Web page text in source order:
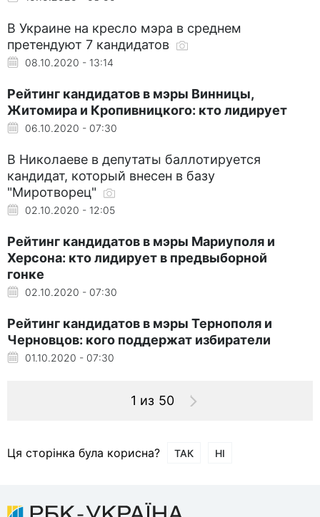
В Украине на кресло мэра в среднем
претендуют 7 кандидатов
08.10.2020 - 13:14
Рейтинг кандидатов в мэры Винницы,
Житомира и Кропивницкого: кто лидирует
06.10.2020 - 07:30
В Николаеве в депутаты баллотируется
кандидат, который внесен в базу
"Миротворец"
02.10.2020 - 12:05
Рейтинг кандидатов в мэры Мариуполя и
Херсона: кто лидирует в предвыборной
гонке
02.10.2020 - 07:30
Рейтинг кандидатов в мэры Тернополя и
Черновцов: кого поддержат избиратели
01.10.2020 - 07:30
1 из 50
Ця сторінка була корисна? ТАК НІ